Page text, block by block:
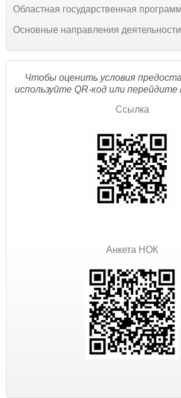
Областная государственная
Основные направления
Чтобы оценить условия
используйте QR-код или
Ссылка
Анкета НОК